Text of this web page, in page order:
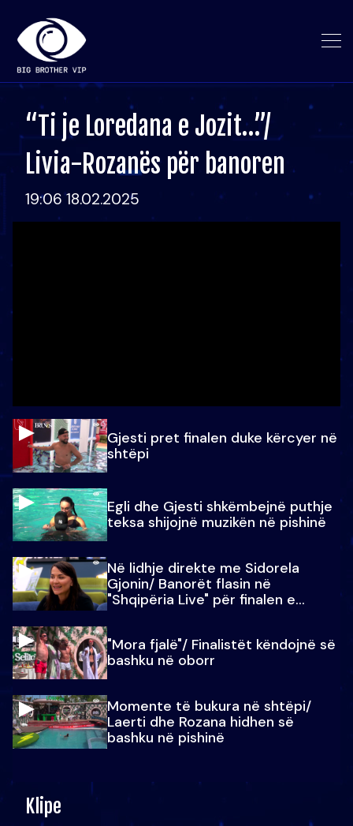
“Ti je Loredana e Jozit…”/
Livia-Rozanës për banoren
19:06 18.02.2025
Gjesti pret finalen duke kërcyer në
shtëpi
Egli dhe Gjesti shkëmbejnë puthje
teksa shijojnë muzikën në pishinë
Në lidhje direkte me Sidorela
Gjonin/ Banorët flasin në
"Shqipëria Live" për finalen e
"Mora fjalë"/ Finalistët këndojnë së
bashku në oborr
Momente të bukura në shtëpi/
Laerti dhe Rozana hidhen së
bashku në pishinë
Klipe